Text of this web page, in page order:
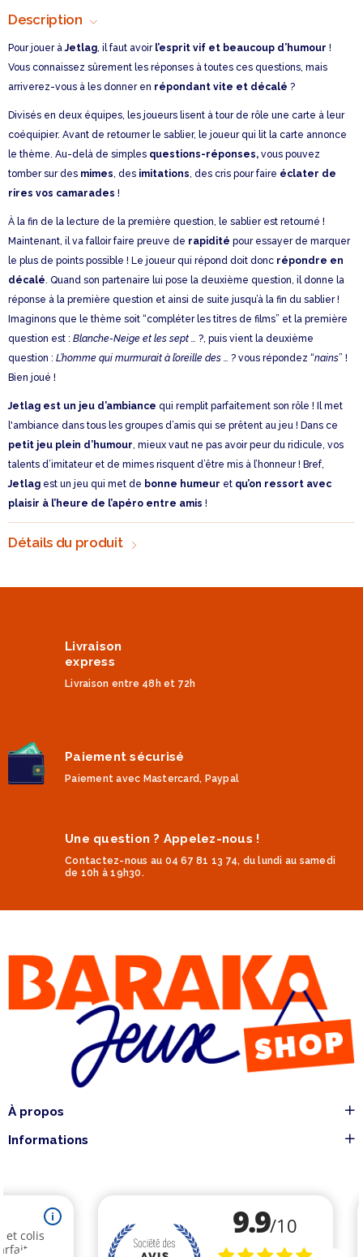
Description
Pour jouer àJetlag, il faut avoir l’esprit vif et beaucoup d’humour !
Vous connaissez sûrement les réponses à toutes ces questions, mais
arriverez-vous à les donner en répondant vite et décalé ?
Divisés en deux équipes, les joueurs lisent à tour de rôle une carte à leur
coéquipier. Avant de retourner le sablier, le joueur qui lit la carte annonce
le thème. Au-delà de simples questions-réponses, vous pouvez
tomber sur des mimes, des imitations, des cris pour faire éclater de
rires vos camarades !
À la fin de la lecture de la première question, le sablier est retourné !
Maintenant, il va falloir faire preuve de rapidité pour essayer de marquer
le plus de points possible ! Le joueur qui répond doit donc répondre en
décalé. Quand son partenaire lui pose la deuxième question, il donne la
réponse à la première question et ainsi de suite jusqu’à la fin du sablier !
Imaginons que le thème soit “compléter les titres de films” et la première
question est : Blanche-Neige et les sept … ?, puis vient la deuxième
question : L’homme qui murmurait à l’oreille des … ? vous répondez “nains” !
Bien joué !
Jetlag est un jeu d’ambiance qui remplit parfaitement son rôle ! Il met
l'ambiance dans tous les groupes d’amis qui se prêtent au jeu ! Dans ce
petit jeu plein d’humour, mieux vaut ne pas avoir peur du ridicule, vos
talents d’imitateur et de mimes risquent d’être mis à l’honneur ! Bref,
Jetlag est un jeu qui met de bonne humeur et qu’on ressort avec
plaisir à l’heure de l’apéro entre amis !
Détails du produit
Livraison
express
Livraison entre 48h et 72h
Paiement sécurisé
Paiement avec Mastercard, Paypal
Une question ? Appelez-nous !
Contactez-nous au 04 67 81 13 74, du lundi au samedi
de 10h à 19h30.
À propos
Informations